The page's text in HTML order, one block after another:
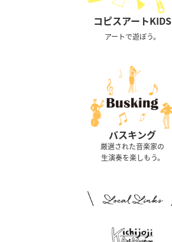
コピスアートKIDS
アートで遊ぼう。
バスキング
厳選された音楽家の
生演奏を楽しもう。